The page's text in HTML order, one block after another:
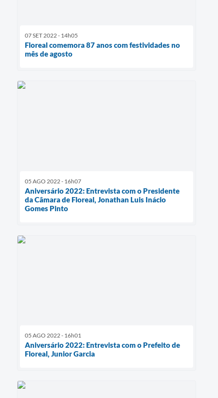
07 SET 2022 - 14h05
Floreal comemora 87 anos com festividades no
mês de agosto
05 AGO 2022 - 16h07
Aniversário 2022: Entrevista com o Presidente
da Câmara de Floreal, Jonathan Luis Inácio
Gomes Pinto
05 AGO 2022 - 16h01
Aniversário 2022: Entrevista com o Prefeito de
Floreal, Junior Garcia